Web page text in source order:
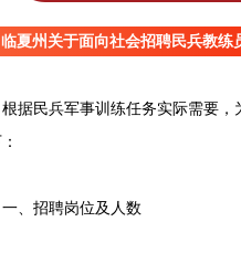
临夏州关于面向社会招聘民兵教练
民兵军事训练任务实际需要，
招聘岗位及人数